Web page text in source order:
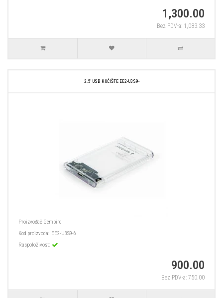
1,300.00
Bez PDV-a: 1,083.33
2.5' USB KUĆIŠTE EE2-U3S9-
Proizvođač Gembird
Kod proizvoda: EE2-U3S9-6
Raspoloživost:
900.00
Bez PDV-a: 750.00